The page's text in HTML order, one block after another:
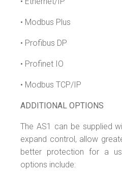
• Modbus Plus
• Profibus DP
• Profinet IO
• Modbus TCP/IP
ADDITIONAL OPTIONS
The AS1 can be supplied
expand control, allow
better protection for a
options include: